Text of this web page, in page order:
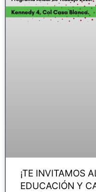
¡TE INVITAMOS
EDUCACIÓN Y